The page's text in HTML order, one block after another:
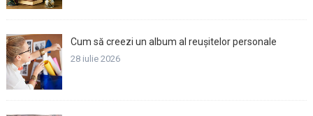
Cum să creezi un album al reușitelor personale
28 iulie 2026